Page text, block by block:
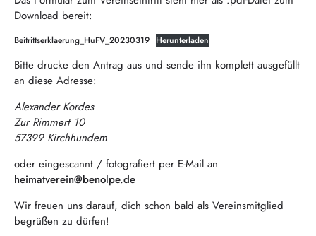
Download bereit:
Beitrittserklaerung_HuFV_20230319 Herunterladen
Bitte drucke den Antrag aus und sende ihn komplett ausgefüllt
an diese Adresse:
Alexander Kordes
Zur Rimmert 10
57399 Kirchhundem
oder eingescannt / fotografiert per E-Mail an
heimatverein@benolpe.de
Wir freuen uns darauf, dich schon bald als Vereinsmitglied
begrüßen zu dürfen!